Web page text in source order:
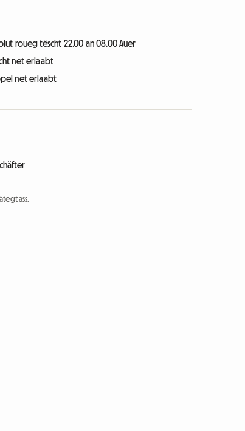
roueg tëscht 22.00 an 08.00 Auer
net erlaabt
net erlaabt
ass.